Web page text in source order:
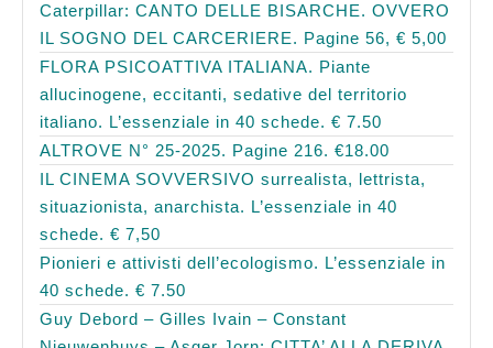
Caterpillar: CANTO DELLE BISARCHE. OVVERO
IL SOGNO DEL CARCERIERE. Pagine 56, € 5,00
FLORA PSICOATTIVA ITALIANA. Piante
allucinogene, eccitanti, sedative del territorio
italiano. L’essenziale in 40 schede. € 7.50
ALTROVE N° 25-2025. Pagine 216. €18.00
IL CINEMA SOVVERSIVO surrealista, lettrista,
situazionista, anarchista. L’essenziale in 40
schede. € 7,50
Pionieri e attivisti dell’ecologismo. L’essenziale in
40 schede. € 7.50
Guy Debord – Gilles Ivain – Constant